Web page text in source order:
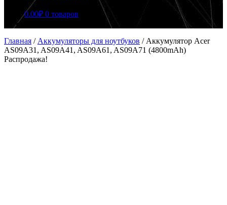
0.00₽ 0 товаров
Главная / Аккумуляторы для ноутбуков / Аккумулятор Acer
AS09A31, AS09A41, AS09A61, AS09A71 (4800mAh)
Распродажа!